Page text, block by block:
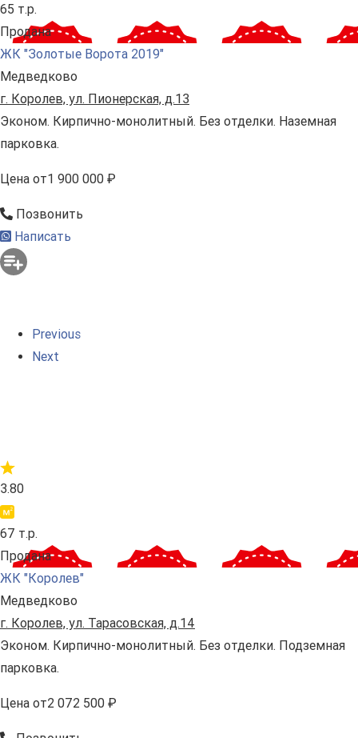
65 т.р.
Продана
ЖК "Золотые Ворота 2019"
Медведково
г. Королев, ул. Пионерская, д.13
Эконом. Кирпично-монолитный. Без отделки. Наземная
парковка.
Цена от1 900 000 ₽
Позвонить
Написать
Previous
Next
3.80
67 т.р.
Продана
ЖК "Королев"
Медведково
г. Королев, ул. Тарасовская, д.14
Эконом. Кирпично-монолитный. Без отделки. Подземная
парковка.
Цена от2 072 500 ₽